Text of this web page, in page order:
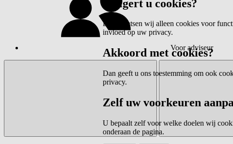
Voor adviseur
Weigert u cookies?
Dan plaatsen wij alleen cookies voor
invloed op uw privacy.
Akkoord met cookies?
Dan geeft u ons toestemming om ook
privacy.
Zelf uw voorkeuren
U bepaalt zelf voor welke doelen wij
onderaan de pagina.